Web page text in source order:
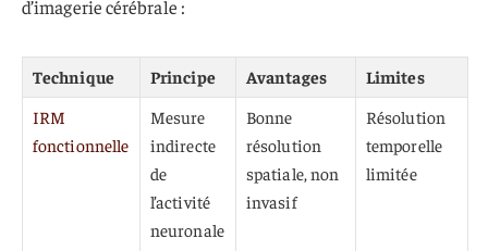
d’imagerie cérébrale :
Technique Principe Avantages
Limites
IRM
fonctionnelle
Mesure
indirecte
de
l’activité
neuronale
Bonne
résolution
spatiale, non
invasif
Résolution
temporelle
limitée